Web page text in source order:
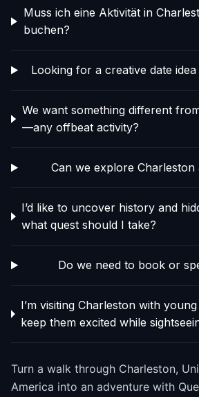
Muss ich eine Aktivität in
buchen?
Looking for a creative date
We want something different
—any offbeat activity?
Can we explore Charleston
I’d like to uncover history and
what quest should I take?
Do we need to book or
I’m visiting Charleston with
keep them excited while
Turn a walk through Charleston,
America into an adventure with